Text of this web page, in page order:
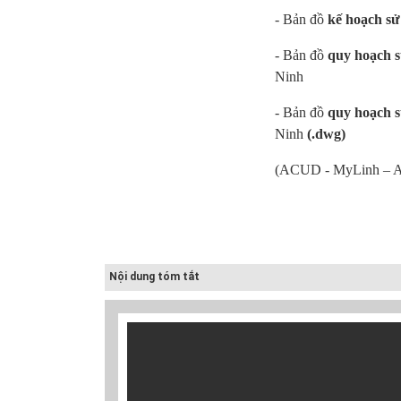
- Bản đồ kế hoạch
- Bản đồ quy hoạch
Ninh
- Bản đồ quy hoạch
Ninh (.dwg)
(ACUD - MyLinh –
Nội dung tóm tắt
chi tiết cấu tạo
Thoát nước-Bản
vẽ thiết kế hệ
b...